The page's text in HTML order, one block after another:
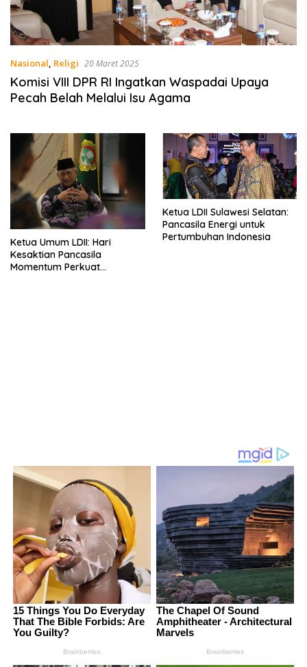
Nasional, Religi 20 Maret 2025
Komisi VIII DPR RI Ingatkan Waspadai Upaya
Pecah Belah Melalui Isu Agama
Ketua Umum LDII: Hari
Kesaktian Pancasila
Momentum Perkuat
Ketua LDII Sulawesi Selatan:
Pancasila Energi untuk
Pertumbuhan Indonesia